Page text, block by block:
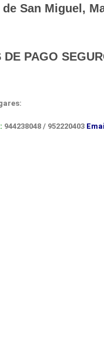
San Miguel,
DE PAGO
944238048 / 952220403